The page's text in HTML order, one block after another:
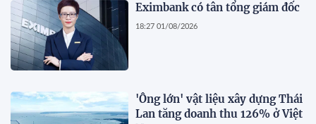
Eximbank có tân tổng giám đốc
18:27 01/08/2026
'Ông lớn' vật liệu xây dựng Thái
Lan tăng doanh thu 126% ở Việt